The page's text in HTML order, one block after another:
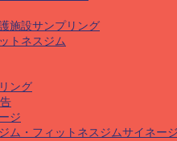
施設サンプリング
トネスジム
ング
ジ
ム・フィットネスジムサイネー